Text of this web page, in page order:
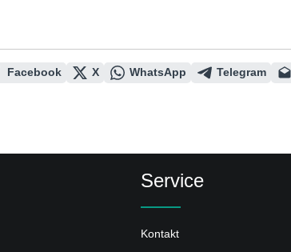
Facebook X WhatsApp Telegram
Service
Kontakt